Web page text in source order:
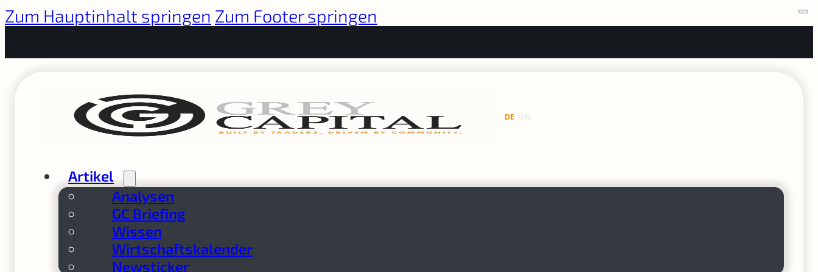
Zum Hauptinhalt springen Zum Footer springen
DE
Artikel
Analysen
GC Briefing
Wissen
Wirtschaftskalender
Newsticker